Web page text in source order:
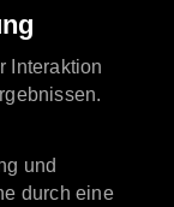
Interaktion
und
durch eine